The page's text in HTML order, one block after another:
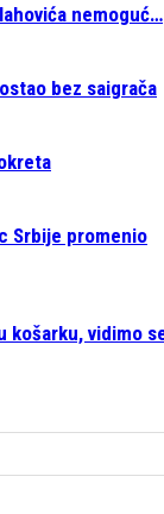
nemoguć…
bez saigrača
Srbije promenio
košarku, vidimo